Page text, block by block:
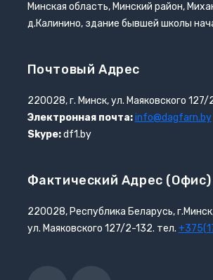
Минская область, Минский район,
д.Калинино, здание бывшей школы
Почтовый Адрес
220028, г. Минск, ул. Маяковского 127/
Электронная почта: info@dagfarn.by
Skype:df1.by
Фактический Адрес (офис)
220028, Республика Беларусь,
ул. Маяковского 127/2-132. тел.